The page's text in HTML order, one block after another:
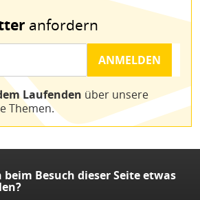
anfordern
Laufenden über unsere
Themen.
beim Besuch dieser Seite etwas